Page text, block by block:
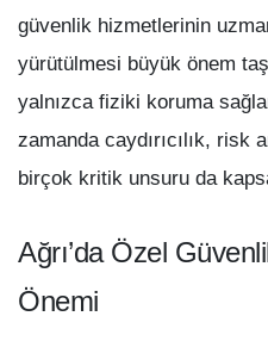
güvenlik hizmetlerinin
yürütülmesi büyük önem
yalnızca fiziki koruma
zamanda caydırıcılık,
birçok kritik unsuru da
Ağrı’da Özel
Önemi